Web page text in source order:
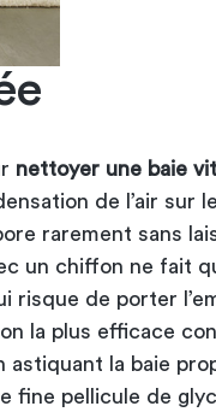
nettoyer une baie
de l’air sur
rarement sans
un chiffon ne fait
risque de porter
la plus efficace
astiquant la baie
fine pellicule de